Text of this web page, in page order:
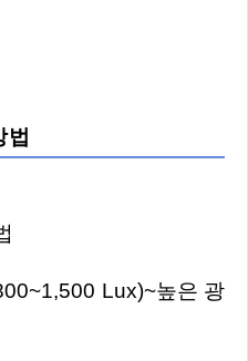
Lux)~높은 광